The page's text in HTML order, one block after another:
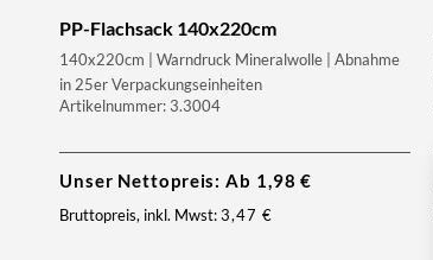
PP-Flachsack 140x220cm
140x220cm | Warndruck Mineralwolle | Abnahme
in 25er Verpackungseinheiten
Artikelnummer: 3.3004
Unser Nettopreis: Ab 1,98€
Bruttopreis, inkl. Mwst:3,47 €